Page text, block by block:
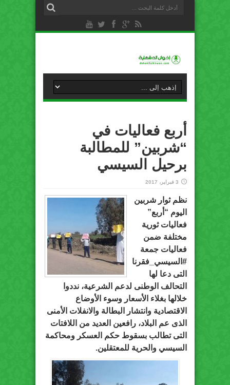
أربع فعاليات في
“شربين” للمطالبة
برحيل السيسي
3 فبراير، 2017
نظم ثوار شربين
اليوم “أربع”
فعاليات ثورية
مختلفة ضمن
فعاليات جمعة
#السيسي_فقرنا
التى دعا لها
التحالف الوطنى لدعم الشرعية، نددوا
خلالها بغلاء الأسعار وسوء الأوضاع
الاقتصادية وانتشار البطالة والانفلات الأمنى
الذى عم البلاد، رافعين العديد من اللافتات
التى تطالب بسقوط حكم العسكر ومحاكمة
السيسي والحرية للمعتقلين.